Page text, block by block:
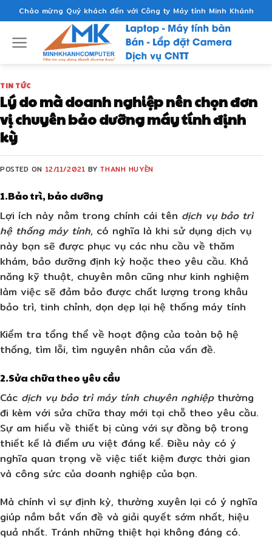
to
content
Chào mừng Quý khách đến với Công ty Máy tính Minh Khánh
TIN TỨC
Lý do mà doanh nghiệp nên chọn đơn
vị chuyên bảo dưỡng máy tính định
kỳ
POSTED ON 12/11/2021 BYTHANH HUYỀN
1.Bảo trì, bảo dưỡng
Lợi ích này nằm trong chính cái tên dịch vụ bảo trì
hệ thống máy tính, có nghĩa là khi sử dụng dịch vụ
này bạn sẽ được phục vụ các nhu cầu về thăm
khám, bảo dưỡng định kỳ hoặc theo yêu cầu. Khả
năng kỹ thuật, chuyên môn cũng như kinh nghiệm
làm việc sẽ đảm bảo được chất lượng trong khâu
bảo trì, tinh chỉnh, dọn dẹp lại hệ thống máy tính
Kiểm tra tổng thể về hoạt động của toàn bộ hệ
thống, tìm lỗi, tìm nguyên nhân của vấn đề.
2.Sửa chữa theo yêu cầu
Các dịch vụ bảo trì máy tính chuyên nghiệpthường
đi kèm với sửa chữa thay mới tại chỗ theo yêu cầu.
Sự am hiểu về thiết bị cùng với sự đồng bộ trong
thiết kế là điểm ưu việt đáng kể. Điều này có ý
nghĩa quan trọng về việc tiết kiệm được thời gian
và công sức của doanh nghiệp của bạn.
Mà chính vì sự định kỳ, thường xuyên lại có ý nghĩa
giúp nắm bắt vấn đề và giải quyết sớm nhất, hiệu
quả nhất. Tránh những thiệt hại không đáng có.